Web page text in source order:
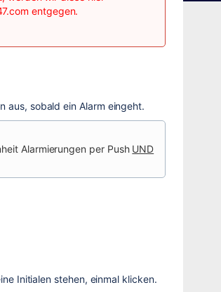
entgegen.
aus, sobald ein Alarm eingeht.
Alarmierungen per Push UND
Initialen stehen, einmal klicken.